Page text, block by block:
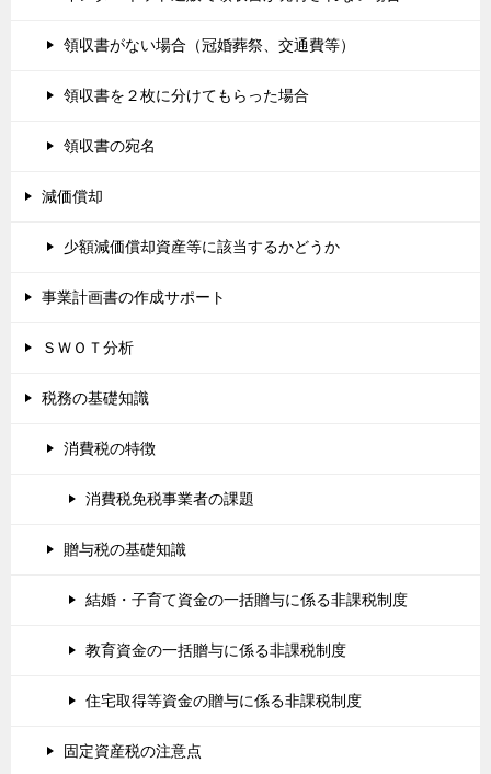
領収書がない場合（冠婚葬祭、交通費等）
領収書を２枚に分けてもらった場合
領収書の宛名
減価償却
少額減価償却資産等に該当するかどうか
事業計画書の作成サポート
ＳＷＯＴ分析
税務の基礎知識
消費税の特徴
消費税免税事業者の課題
贈与税の基礎知識
結婚・子育て資金の一括贈与に係る非課税制度
教育資金の一括贈与に係る非課税制度
住宅取得等資金の贈与に係る非課税制度
固定資産税の注意点